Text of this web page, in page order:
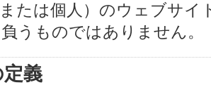
たは個人）のウェブサイ
うものではありません。
義